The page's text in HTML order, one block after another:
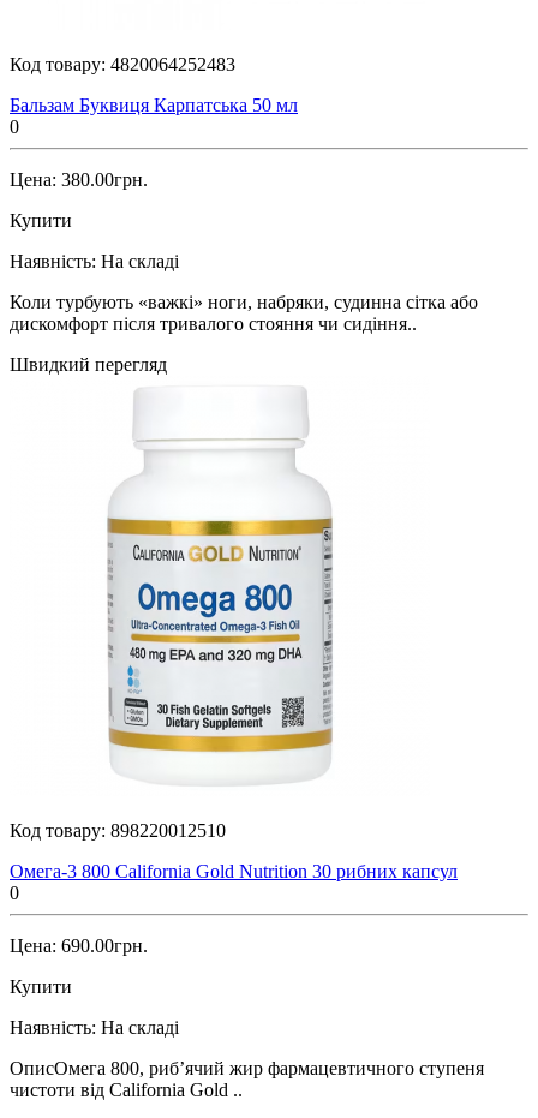
Код товару: 4820064252483
Бальзам Буквиця Карпатська 50 мл
0
Цена: 380.00грн.
Купити
Наявність: На складі
Коли турбують «важкі» ноги, набряки, судинна сітка або
дискомфорт після тривалого стояння чи сидіння..
Швидкий перегляд
Код товару: 898220012510
Омега-3 800 California Gold Nutrition 30 рибних капсул
0
Цена: 690.00грн.
Купити
Наявність: На складі
ОписОмега 800, риб’ячий жир фармацевтичного ступеня
чистоти від California Gold ..